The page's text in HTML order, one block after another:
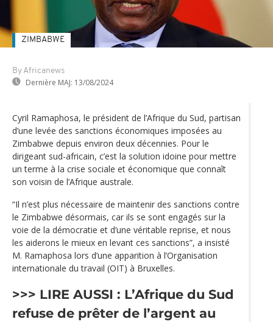
By Africanews
Dernière MAJ: 13/08/2024
ZIMBABWE
Cyril Ramaphosa, le président de l’Afrique du Sud, partisan
d’une levée des sanctions économiques imposées au
Zimbabwe depuis environ deux décennies. Pour le
dirigeant sud-africain, c’est la solution idoine pour mettre
un terme à la crise sociale et économique que connaît
son voisin de l’Afrique australe.
“Il n’est plus nécessaire de maintenir des sanctions contre
le Zimbabwe désormais, car ils se sont engagés sur la
voie de la démocratie et d’une véritable reprise, et nous
les aiderons le mieux en levant ces sanctions”, a insisté
M. Ramaphosa lors d’une apparition à l’Organisation
internationale du travail (OIT) à Bruxelles.
>>> LIRE AUSSI : L’Afrique du Sud
refuse de prêter de l’argent au